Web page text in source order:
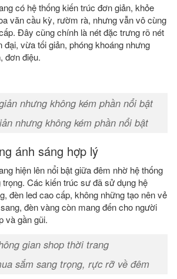
có hệ thống kiến trúc đơn giản, khỏe
văn cầu kỳ, rườm rà, nhưng vẫn vô cùng
Đây cũng chính là nét đặc trưng rõ nét
đại, vừa tối giản, phóng khoáng nhưng
đơn điệu.
nhưng không kém phần nổi bật
ánh sáng hợp lý
hiện lên nổi bật giữa đêm nhờ hệ thống
Các kiến trúc sư đã sử dụng hệ
đèn led cao cấp, không những tạo nên vẻ
đèn vàng còn mang đến cho người
và gần gũi.
sắm sang trọng, rực rỡ về đêm